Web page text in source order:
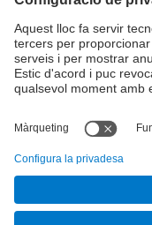
E-mail :
Formulari de
Junta PAS